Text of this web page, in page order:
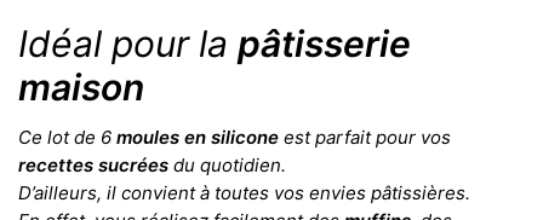
Idéal pour la pâtisserie
maison
Ce lot de 6 moules en silicone est parfait pour vos
recettes sucrées du quotidien.
D’ailleurs, il convient à toutes vos envies pâtissières.